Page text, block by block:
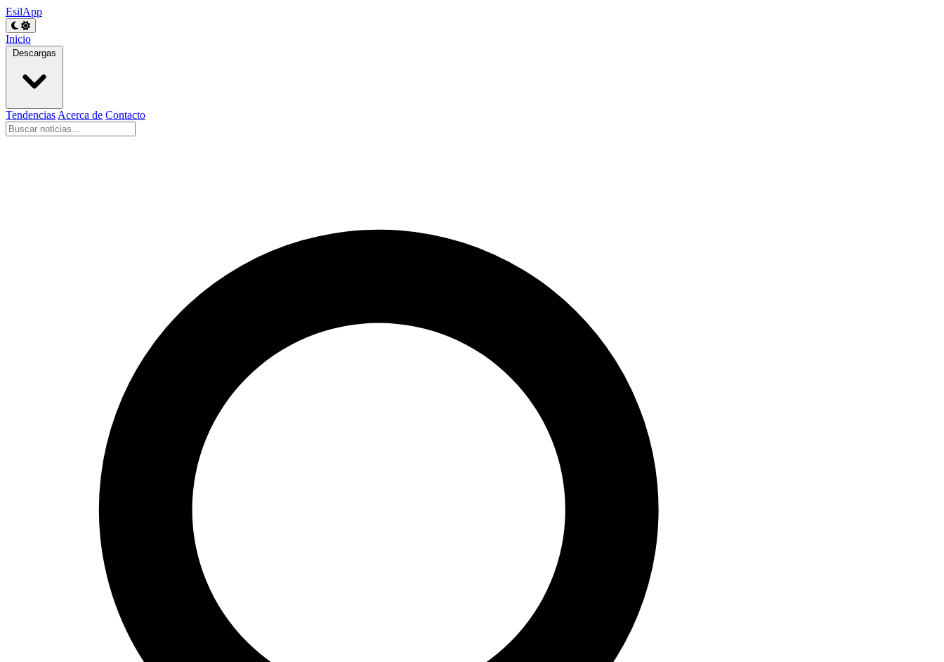
EsilApp
Inicio
Descargas
Tendencias Acerca de Contacto